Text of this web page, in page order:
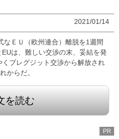
2021/01/14
ＥＵ（欧州連合）離脱を1週間
は、難しい交渉の末、妥結を発
ブレグジット交渉から解放され
からだ。
を読む
PR